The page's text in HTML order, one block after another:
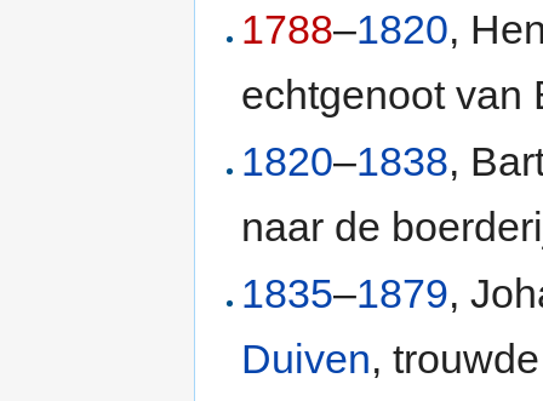
1788–1820,
echtgenoot van
1820–1838,
naar de
1835–1879,
Duiven,